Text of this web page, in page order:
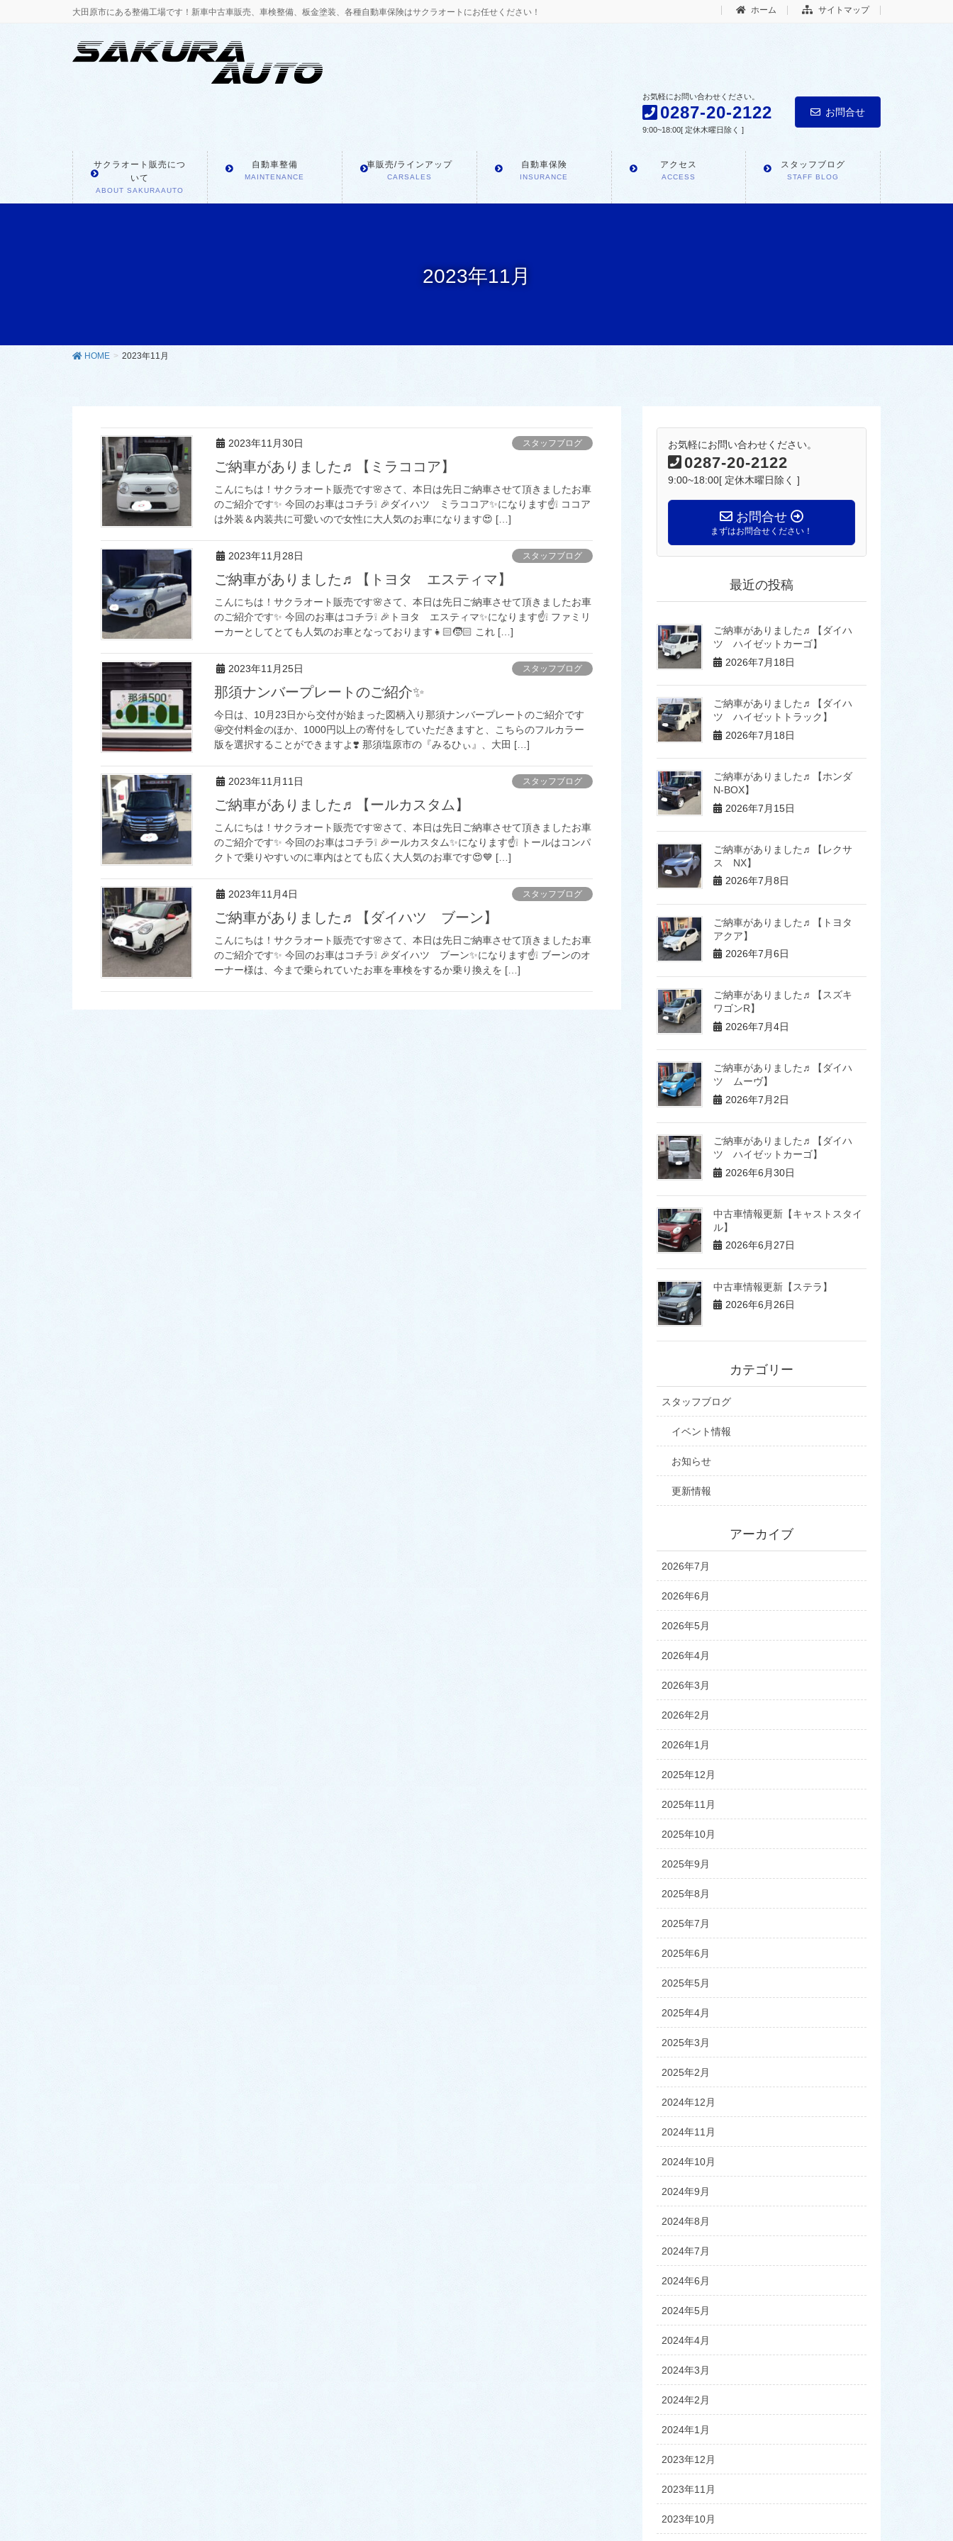
大田原市にある整備工場です！新車中古車販売、車検整備、板金塗装、各種自動車保険はサクラオートにお任せください！ ホーム サイトマップ
お気軽にお問い合わせください。
0287-20-2122
9:00~18:00[ 定休木曜日除く ]
お問合せ
サクラオート販売につ
いて
ABOUT SAKURAAUTO
自動車整備
MAINTENANCE
車販売/ラインアップ
CARSALES
自動車保険
INSURANCE
アクセス
ACCESS
スタッフブログ
STAFF BLOG
2023年11月
HOME 2023年11月
2023年11月30日 スタッフブログ
ご納車がありました♬【ミラココア】
こんにちは！サクラオート販売です🌸さて、本日は先日ご納車させて頂きましたお車
のご紹介です✨ 今回のお車はコチラ❕ 🎉ダイハツ ミラココア✨になります☝️❕ ココア
は外装＆内装共に可愛いので女性に大人気のお車になります😍 […]
2023年11月28日 スタッフブログ
ご納車がありました♬【トヨタ エスティマ】
こんにちは！サクラオート販売です🌸さて、本日は先日ご納車させて頂きましたお車
のご紹介です✨ 今回のお車はコチラ❕ 🎉トヨタ エスティマ✨になります☝️❕ ファミリ
ーカーとしてとても人気のお車となっております👧🏻🧒🏻 これ […]
2023年11月25日 スタッフブログ
那須ナンバープレートのご紹介✨
今日は、10月23日から交付が始まった図柄入り那須ナンバープレートのご紹介です
🤩交付料金のほか、1000円以上の寄付をしていただきますと、こちらのフルカラー
版を選択することができますよ❣️ 那須塩原市の『みるひぃ』、大田 […]
2023年11月11日 スタッフブログ
ご納車がありました♬【ールカスタム】
こんにちは！サクラオート販売です🌸さて、本日は先日ご納車させて頂きましたお車
のご紹介です✨ 今回のお車はコチラ❕ 🎉ールカスタム✨になります☝️❕ トールはコンパ
クトで乗りやすいのに車内はとても広く大人気のお車です😍💙 […]
2023年11月4日 スタッフブログ
ご納車がありました♬【ダイハツ ブーン】
こんにちは！サクラオート販売です🌸さて、本日は先日ご納車させて頂きましたお車
のご紹介です✨ 今回のお車はコチラ❕ 🎉ダイハツ ブーン✨になります☝️❕ ブーンのオ
ーナー様は、今まで乗られていたお車を車検をするか乗り換えを […]
お気軽にお問い合わせください。
0287-20-2122
9:00~18:00[ 定休木曜日除く ]
お問合せ
まずはお問合せください！
最近の投稿
ご納車がありました♬【ダイハ
ツ ハイゼットカーゴ】
2026年7月18日
ご納車がありました♬【ダイハ
ツ ハイゼットトラック】
2026年7月18日
ご納車がありました♬【ホンダ
N-BOX】
2026年7月15日
ご納車がありました♬【レクサ
ス NX】
2026年7月8日
ご納車がありました♬【トヨタ
アクア】
2026年7月6日
ご納車がありました♬【スズキ
ワゴンR】
2026年7月4日
ご納車がありました♬【ダイハ
ツ ムーヴ】
2026年7月2日
ご納車がありました♬【ダイハ
ツ ハイゼットカーゴ】
2026年6月30日
中古車情報更新【キャストスタイ
ル】
2026年6月27日
中古車情報更新【ステラ】
2026年6月26日
カテゴリー
スタッフブログ
イベント情報
お知らせ
更新情報
アーカイブ
2026年7月
2026年6月
2026年5月
2026年4月
2026年3月
2026年2月
2026年1月
2025年12月
2025年11月
2025年10月
2025年9月
2025年8月
2025年7月
2025年6月
2025年5月
2025年4月
2025年3月
2025年2月
2024年12月
2024年11月
2024年10月
2024年9月
2024年8月
2024年7月
2024年6月
2024年5月
2024年4月
2024年3月
2024年2月
2024年1月
2023年12月
2023年11月
2023年10月